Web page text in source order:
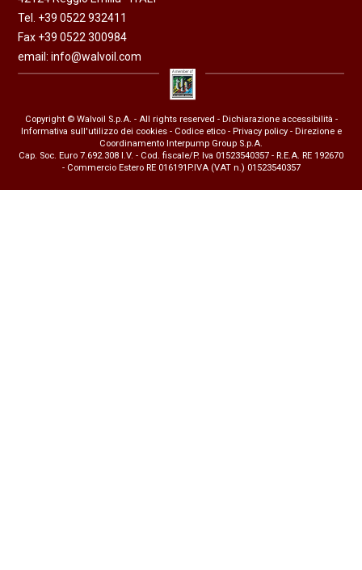
Tel. +39 0522 932411
Fax +39 0522 300984
email:info@walvoil.com
Copyright © Walvoil S.p.A. - All rights reserved - Dichiarazione accessibilità -
Informativa sull'utilizzo dei cookies- Codice etico- Privacy policy- Direzione e
Coordinamento Interpump Group S.p.A.
Cap. Soc. Euro 7.692.308 I.V. - Cod. fiscale/P. Iva 01523540357 - R.E.A. RE 192670
- Commercio Estero RE 016191P.IVA (VAT n.) 01523540357